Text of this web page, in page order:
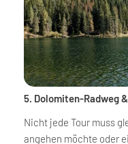
5. Dolomiten-Radweg
Nicht jede Tour muss
angehen möchte oder